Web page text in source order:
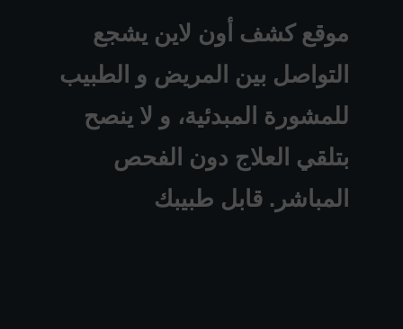
موقع كشف أون لاين يشجع
التواصل بين المريض و الطبيب
للمشورة المبدئية، و لا ينصح
بتلقي العلاج دون الفحص
المباشر. قابل طبيبك